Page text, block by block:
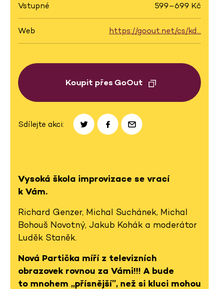
Vstupné 599–699 Kč
Web https://goout.net/cs/kd…
Koupit přes GoOut
Sdílejte akci:
Vysoká škola improvizace se vrací
k Vám.
Richard Genzer, Michal Suchánek, Michal
Bohouš Novotný, Jakub Kohák a moderátor
Luděk Staněk.
Nová Partička míří z televizních
obrazovek rovnou za Vámi!!! A bude
to mnohem „přísnější”, než si kluci mohou